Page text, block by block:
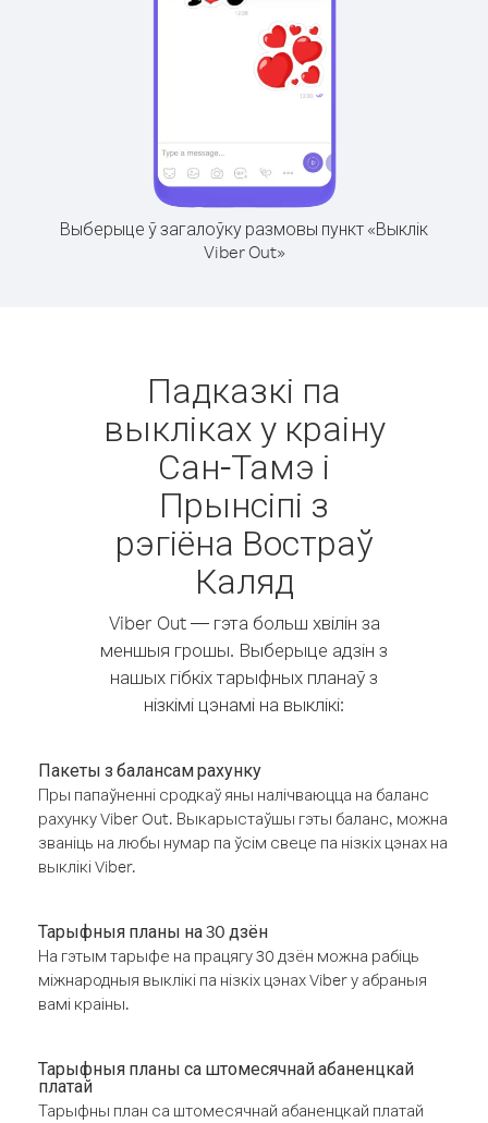
Выберыце ў загалоўку размовы пункт «Выклік
Viber Out»
Падказкі па
выкліках у краіну
Сан-Тамэ і
Прынсіпі з
рэгіёна Востраў
Каляд
Viber Out — гэта больш хвілін за
меншыя грошы. Выберыце адзін з
нашых гібкіх тарыфных планаў з
нізкімі цэнамі на выклікі:
Пакеты з балансам рахунку
Пры папаўненні сродкаў яны налічваюцца на баланс
рахунку Viber Out. Выкарыстаўшы гэты баланс, можна
званіць на любы нумар па ўсім свеце па нізкіх цэнах на
выклікі Viber.
Тарыфныя планы на 30 дзён
На гэтым тарыфе на працягу 30 дзён можна рабіць
міжнародныя выклікі па нізкіх цэнах Viber у абраныя
вамі краіны.
Тарыфныя планы са штомесячнай абаненцкай
платай
Тарыфны план са штомесячнай абаненцкай платай